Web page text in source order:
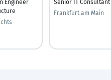
Engineer
Senior IT Consultant
Frankfurt am Main